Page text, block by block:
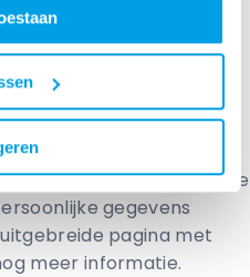
bestel je niet zomaar.
wat je kunt verwachten
Hier vind je duidelijke
terugkomen.
uitleg over de
zijn we open over onze
gegevens
pagina met
meer informatie.